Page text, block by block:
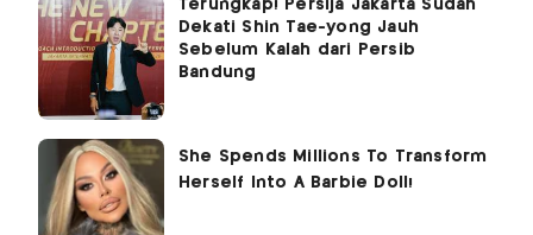
Terungkap! Persija Jakarta Sudah
Dekati Shin Tae-yong Jauh
Sebelum Kalah dari Persib
Bandung